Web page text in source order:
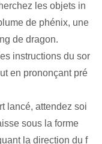
les objets in
de phénix, une
de dragon.
instructions du sor
en prononçant pré
lancé, attendez soi
sous la forme
la direction du f